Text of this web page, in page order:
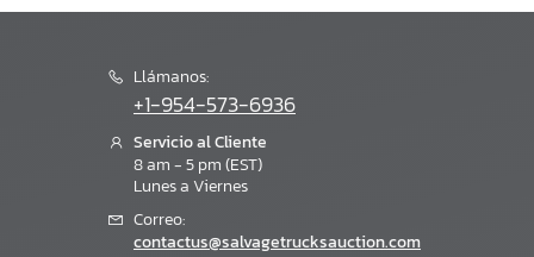
Llámanos:
+1-954-573-6936
Servicio al Cliente
8 am - 5 pm (EST)
Lunes a Viernes
Correo:
contactus@salvagetrucksauction.com